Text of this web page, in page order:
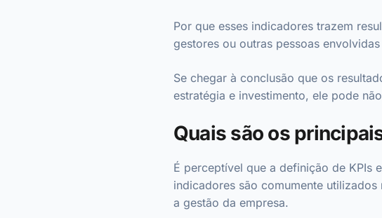
Por que esses indicadores trazem
gestores ou outras pessoas
Se chegar à conclusão que os
estratégia e investimento, ele pode
Quais são os
É perceptível que a definição de KPIs
indicadores são comumente
a gestão da empresa.